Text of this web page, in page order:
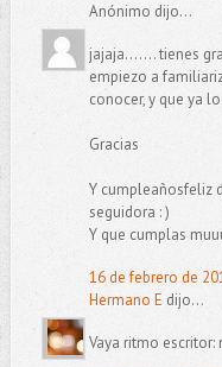
Anónimo dijo...
jajaja....... tienes
empiezo a
conocer, y que ya
Gracias
Y cumpleañosfeliz
seguidora : )
Y que cumplas
16 de febrero de
Hermano E dijo...
Vaya ritmo